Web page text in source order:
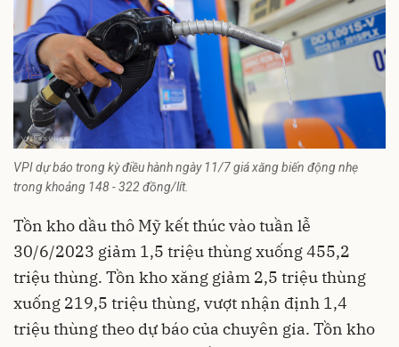
VPI dự báo trong kỳ điều hành ngày 11/7 giá xăng biến động nhẹ
trong khoảng 148 - 322 đồng/lít.
Tồn kho dầu thô Mỹ kết thúc vào tuần lễ
30/6/2023 giảm 1,5 triệu thùng xuống 455,2
triệu thùng. Tồn kho xăng giảm 2,5 triệu thùng
xuống 219,5 triệu thùng, vượt nhận định 1,4
triệu thùng theo dự báo của chuyên gia. Tồn kho